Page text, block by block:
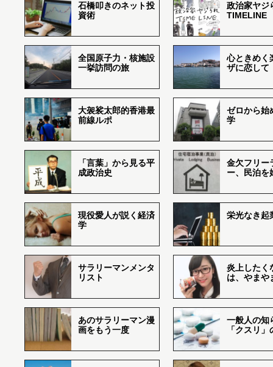
石橋叩きのネット投
資術
政治家ヤジ
TIMELINE
全国原子力・核施設
一挙訪問の旅
心ときめく
ザに恋して
大袈裟太郎的香港最
前線ルポ
ゼロから始
学
「言葉」から見る平
成政治史
金欠フリー
ー、民泊を
現役愛人が説く経済
学
栄光なき起
サラリーマンメンタ
リスト
炎上したく
は、やまや
あのサラリーマン漫
画をもう一度
一般人の知
「クスリ